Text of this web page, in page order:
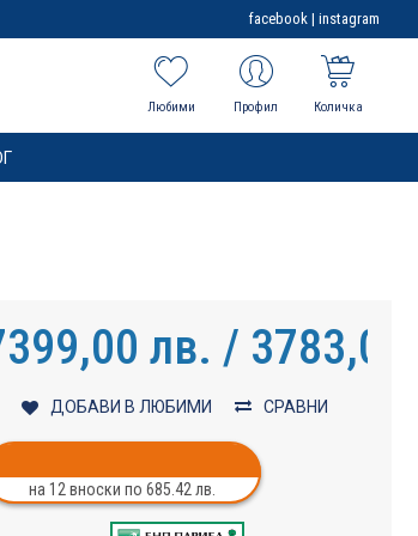
facebook | instagram
Любими Профил Количка
лв. / 3783,05
ДОБАВИ В ЛЮБИМИ СРАВНИ
на 12 вноски по 685.42 лв.